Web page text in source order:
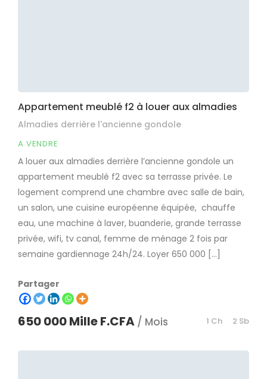
Appartement meublé f2 à louer aux almadies
Almadies derrière l'ancienne gondole
A VENDRE
A louer aux almadies derrière l’ancienne gondole un
appartement meublé f2 avec sa terrasse privée. Le
logement comprend une chambre avec salle de bain,
un salon, une cuisine européenne équipée, chauffe
eau, une machine à laver, buanderie, grande terrasse
privée, wifi, tv canal, femme de ménage 2 fois par
semaine gardiennage 24h/24. Loyer 650 000 […]
Partager
650 000 Mille F.CFA / Mois 1 Ch 2 Sb